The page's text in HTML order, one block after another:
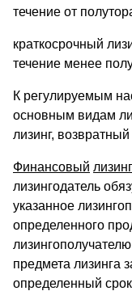
течение от
краткосрочный
течение менее
К регулируемым
основным видам
лизинг,
Финансовый лизинг
лизингодатель
указанное
определенного
предмета лизинга
определенный